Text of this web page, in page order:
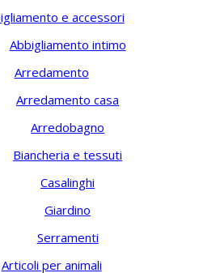
e accessori
Abbigliamento intimo
Arredamento
Arredamento casa
Arredobagno
Biancheria e tessuti
Casalinghi
Giardino
Serramenti
Articoli per animali